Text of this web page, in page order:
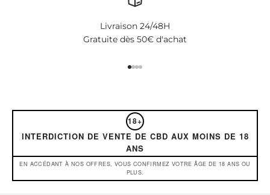
Livraison 24/48H
Gratuite dès 50€ d'achat
18+
INTERDICTION DE VENTE DE CBD AUX MOINS DE 18
ANS
EN ACCÉDANT À NOS OFFRES, VOUS CONFIRMEZ VOTRE ÂGE DE 18 ANS OU
PLUS.